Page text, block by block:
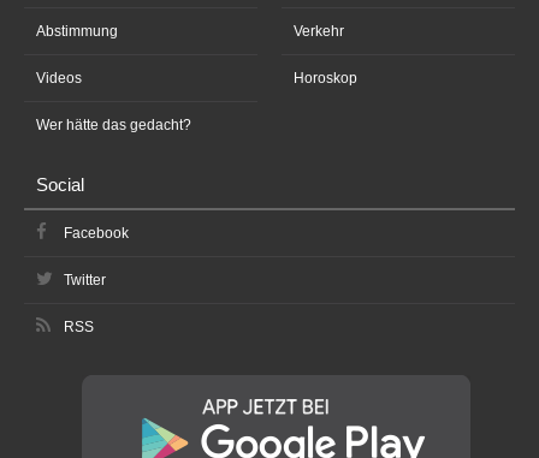
Abstimmung
Videos
Wer hätte das gedacht?
Verkehr
Horoskop
Social
Facebook
Twitter
RSS